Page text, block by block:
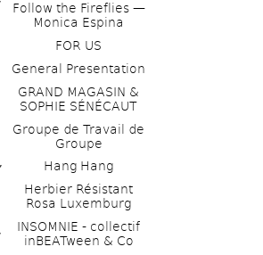
Follow the Fireflies —
Monica Espina
FOR US
General Presentation
GRAND MAGASIN &
SOPHIE SÉNÉCAUT
Groupe de Travail de
Groupe
Hang Hang
Herbier Résistant
Rosa Luxemburg
INSOMNIE - collectif
inBEATween & Co